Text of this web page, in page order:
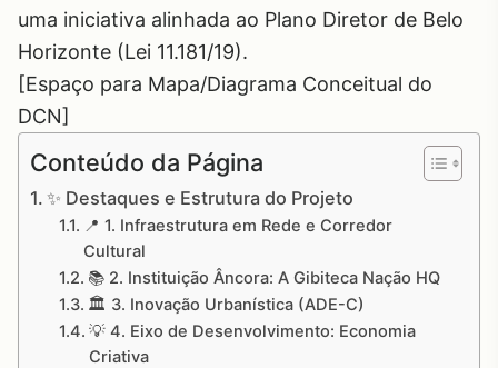
uma iniciativa alinhada ao Plano Diretor de Belo
Horizonte (Lei 11.181/19).
[Espaço para Mapa/Diagrama Conceitual do
DCN]
Conteúdo da Página
✨ Destaques e Estrutura do Projeto
📍 1. Infraestrutura em Rede e Corredor
Cultural
📚 2. Instituição Âncora: A Gibiteca Nação HQ
🏛️ 3. Inovação Urbanística (ADE-C)
💡 4. Eixo de Desenvolvimento: Economia
Criativa